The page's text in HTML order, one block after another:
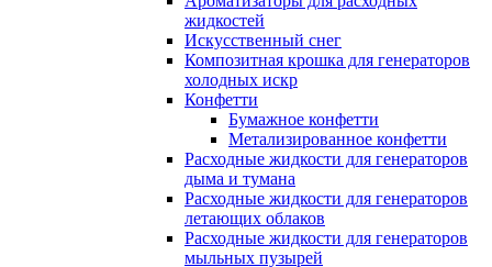
жидкостей
Искусственный снег
Композитная крошка для генераторов
холодных искр
Конфетти
Бумажное конфетти
Метализированное конфетти
Расходные жидкости для генераторов
дыма и тумана
Расходные жидкости для генераторов
летающих облаков
Расходные жидкости для генераторов
мыльных пузырей